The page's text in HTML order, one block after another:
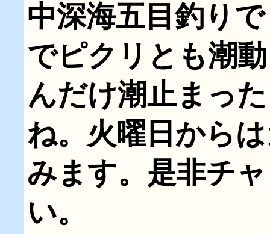
中深海五目釣り
でピクリとも潮
んだけ潮止まっ
ね。火曜日から
みます。是非チ
い。